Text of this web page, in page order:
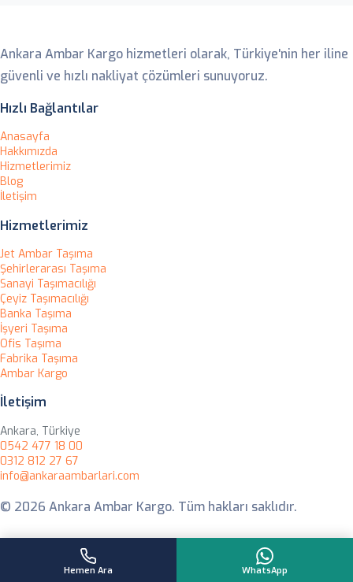
Ankara Ambar Kargo hizmetleri olarak, Türkiye'nin her iline
güvenli ve hızlı nakliyat çözümleri sunuyoruz.
Hızlı Bağlantılar
Anasayfa
Hakkımızda
Hizmetlerimiz
Blog
İletişim
Hizmetlerimiz
Jet Ambar Taşıma
Şehirlerarası Taşıma
Sanayi Taşımacılığı
Çeyiz Taşımacılığı
Banka Taşıma
İşyeri Taşıma
Ofis Taşıma
Fabrika Taşıma
Ambar Kargo
İletişim
Ankara, Türkiye
0542 477 18 00
0312 812 27 67
info@ankaraambarlari.com
© 2026 Ankara Ambar Kargo. Tüm hakları saklıdır.
Hemen Ara WhatsApp